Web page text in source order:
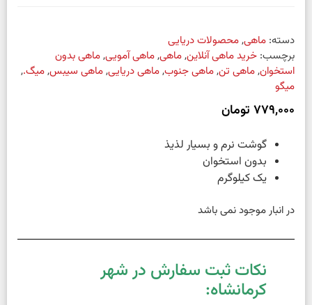
دسته: ماهی,محصولات دریایی
برچسب: خرید ماهی آنلاین,ماهی,ماهی آمویی,ماهی بدون
استخوان,ماهی تن,ماهی جنوب,ماهی دریایی,ماهی سیبس,میگ.,
میگو
779,000 تومان
گوشت نرم و بسیار لذیذ
بدون استخوان
یک کیلوگرم
در انبار موجود نمی باشد
نکات ثبت سفارش در شهر
کرمانشاه: